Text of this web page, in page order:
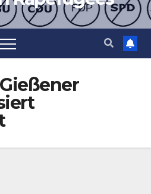
Gießener